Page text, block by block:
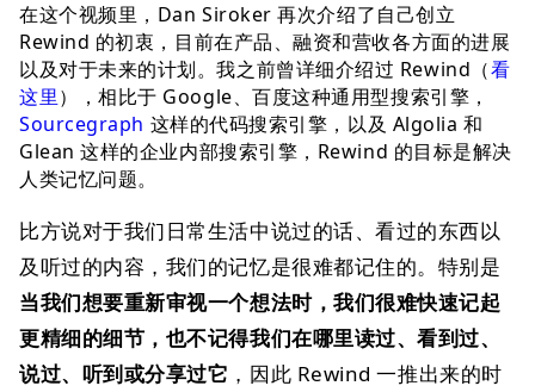
在这个视频里，Dan Siroker 再次介绍了自己创立
Rewind 的初衷，目前在产品、融资和营收各方面的进展
以及对于未来的计划。我之前曾详细介绍过 Rewind（看
这里），相比于 Google、百度这种通用型搜索引擎，
Sourcegraph 这样的代码搜索引擎，以及 Algolia 和
Glean 这样的企业内部搜索引擎，Rewind 的目标是解决
人类记忆问题。
比方说对于我们日常生活中说过的话、看过的东西以
及听过的内容，我们的记忆是很难都记住的。特别是
当我们想要重新审视一个想法时，我们很难快速记起
更精细的细节，也不记得我们在哪里读过、看到过、
说过、听到或分享过它 ，因此 Rewind 一推出来的时